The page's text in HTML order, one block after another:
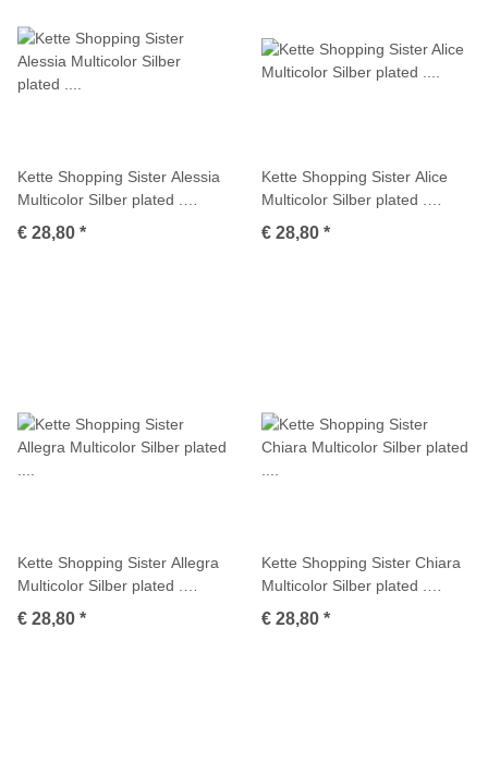
Kette Shopping Sister Alessia
Multicolor Silber plated .
M01711
€ 28,80 *
Kette Shopping Sister Alice
Multicolor Silber plated .
M01712
€ 28,80 *
Kette Shopping Sister Allegra
Multicolor Silber plated .
M01715
€ 28,80 *
Kette Shopping Sister Chiara
Multicolor Silber plated .
M01710
€ 28,80 *